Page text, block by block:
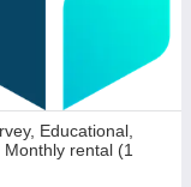
Educational,
Monthly rental (1